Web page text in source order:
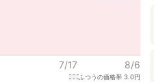
7/17 8/6
ふつうの価格帯3.0円